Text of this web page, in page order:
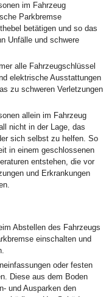
im Fahrzeug
Parkbremse
betätigen und so das
Unfälle und schwere
alle Fahrzeugschlüssel
elektrische Ausstattungen
zu schweren Verletzungen
allein im Fahrzeug
nicht in der Lage, das
sich selbst zu helfen. So
in einem geschlossenen
entstehen, die vor
und Erkrankungen
Abstellen des Fahrzeugs
einschalten und
oder festen
Diese aus dem Boden
und Ausparken den